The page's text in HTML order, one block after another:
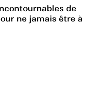
de
ne jamais être à